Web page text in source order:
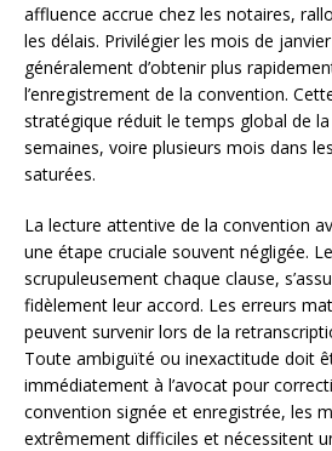
affluence accrue chez les notaires,
les délais. Privilégier les mois de
généralement d’obtenir plus
l’enregistrement de la convention.
stratégique réduit le temps global de
semaines, voire plusieurs mois dans
saturées.
La lecture attentive de la convention
une étape cruciale souvent négligée.
scrupuleusement chaque clause,
fidèlement leur accord. Les erreurs
peuvent survenir lors de la
Toute ambiguïté ou inexactitude doit
immédiatement à l’avocat pour
convention signée et enregistrée, les
extrêmement difficiles et nécessitent